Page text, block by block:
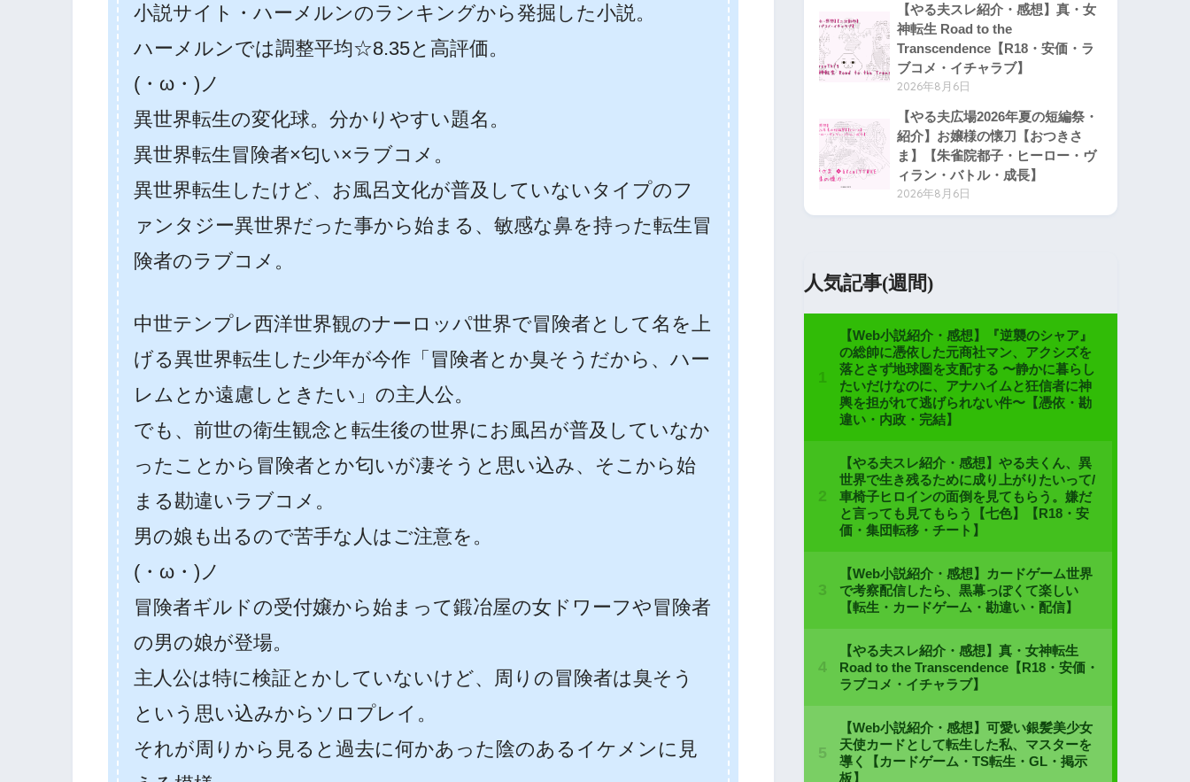
小説サイト・ハーメルンのランキングから発掘した小説。
ハーメルンでは調整平均☆8.35と高評価。
(・ω・)ノ
異世界転生の変化球。分かりやすい題名。
異世界転生冒険者×匂い×ラブコメ。
異世界転生したけど、お風呂文化が普及していないタイプのフ
ァンタジー異世界だった事から始まる、敏感な鼻を持った転生冒
険者のラブコメ。
中世テンプレ西洋世界観のナーロッパ世界で冒険者として名を上
げる異世界転生した少年が今作「冒険者とか臭そうだから、ハー
レムとか遠慮しときたい」の主人公。
でも、前世の衛生観念と転生後の世界にお風呂が普及していなか
ったことから冒険者とか匂いが凄そうと思い込み、そこから始
まる勘違いラブコメ。
男の娘も出るので苦手な人はご注意を。
(・ω・)ノ
冒険者ギルドの受付嬢から始まって鍛冶屋の女ドワーフや冒険者
の男の娘が登場。
主人公は特に検証とかしていないけど、周りの冒険者は臭そう
という思い込みからソロプレイ。
それが周りから見ると過去に何かあった陰のあるイケメンに見
【やる夫スレ紹介・感想】真・女
神転生 Road to the
Transcendence【R18・安価・ラ
ブコメ・イチャラブ】
2026年8月6日
【やる夫広場2026年夏の短編祭・
紹介】お嬢様の懐刀【おつきさ
ま】【朱雀院都子・ヒーロー・ヴ
ィラン・バトル・成長】
2026年8月6日
人気記事(週間)